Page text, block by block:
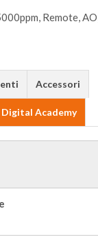
Accessori
Digital Academy